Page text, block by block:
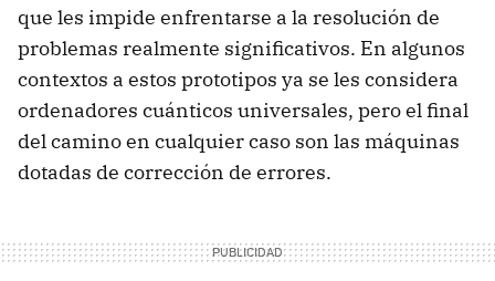
que les impide enfrentarse a la resolución de
problemas realmente significativos. En algunos
contextos a estos prototipos ya se les considera
ordenadores cuánticos universales, pero el final
del camino en cualquier caso son las máquinas
dotadas de corrección de errores.